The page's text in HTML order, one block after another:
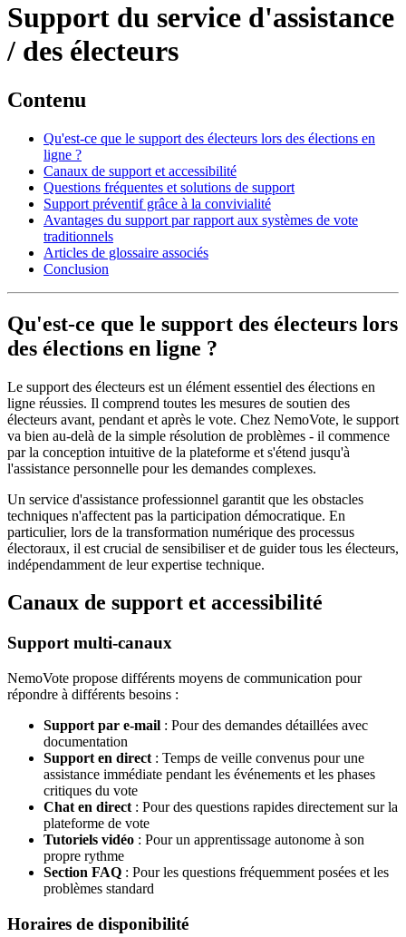
Support du service d'assistance
/ des électeurs
Contenu
Qu'est-ce que le support des électeurs lors des élections en
ligne ?
Canaux de support et accessibilité
Questions fréquentes et solutions de support
Support préventif grâce à la convivialité
Avantages du support par rapport aux systèmes de vote
traditionnels
Articles de glossaire associés
Conclusion
Qu'est-ce que le support des électeurs lors
des élections en ligne ?
Le support des électeurs est un élément essentiel des élections en
ligne réussies. Il comprend toutes les mesures de soutien des
électeurs avant, pendant et après le vote. Chez NemoVote, le support
va bien au-delà de la simple résolution de problèmes - il commence
par la conception intuitive de la plateforme et s'étend jusqu'à
l'assistance personnelle pour les demandes complexes.
Un service d'assistance professionnel garantit que les obstacles
techniques n'affectent pas la participation démocratique. En
particulier, lors de la transformation numérique des processus
électoraux, il est crucial de sensibiliser et de guider tous les électeurs,
indépendamment de leur expertise technique.
Canaux de support et accessibilité
Support multi-canaux
NemoVote propose différents moyens de communication pour
répondre à différents besoins :
Support par e-mail : Pour des demandes détaillées avec
documentation
Support en direct : Temps de veille convenus pour une
assistance immédiate pendant les événements et les phases
critiques du vote
Chat en direct : Pour des questions rapides directement sur la
plateforme de vote
Tutoriels vidéo : Pour un apprentissage autonome à son
propre rythme
Section FAQ : Pour les questions fréquemment posées et les
problèmes standard
Horaires de disponibilité